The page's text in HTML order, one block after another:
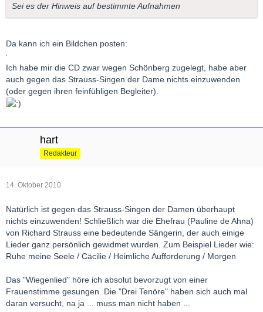
Sei es der Hinweis auf bestimmte Aufnahmen
Da kann ich ein Bildchen posten:
Ich habe mir die CD zwar wegen Schönberg zugelegt, habe aber
auch gegen das Strauss-Singen der Dame nichts einzuwenden
(oder gegen ihren feinfühligen Begleiter).
hart
Redakteur
14. Oktober 2010
Natürlich ist gegen das Strauss-Singen der Damen überhaupt
nichts einzuwenden! Schließlich war die Ehefrau (Pauline de Ahna)
von Richard Strauss eine bedeutende Sängerin, der auch einige
Lieder ganz persönlich gewidmet wurden. Zum Beispiel Lieder wie:
Ruhe meine Seele / Cäcilie / Heimliche Aufforderung / Morgen
Das "Wiegenlied" höre ich absolut bevorzugt von einer
Frauenstimme gesungen. Die "Drei Tenöre" haben sich auch mal
daran versucht, na ja ... muss man nicht haben ...